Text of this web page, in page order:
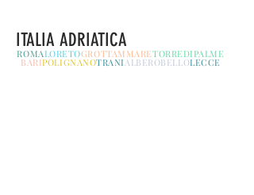
ITALIA ADRIATICA
ROMALORETOGROTTAMMARETORREDIPALME
BARIPOLIGNANOTRANIALBEROBELLOLECCE